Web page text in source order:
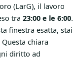
(LarG), il lavoro
tra 23:00 e le 6:00.
finestra esatta, stai
chiara
diritto ad